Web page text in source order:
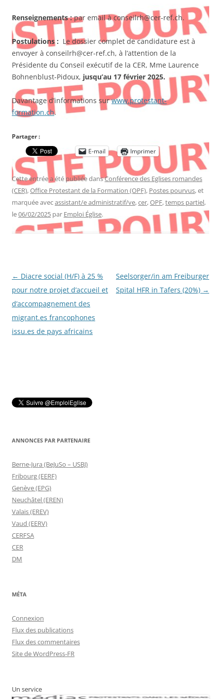
Renseignements :par email à conseilrh@cer-ref.ch.
Postulations : Le dossier complet de candidature est à
envoyer à conseilrh@cer-ref.ch, à l’attention de la
Présidente du Conseil exécutif de la CER, Mme Laurence
Bohnenblust-Pidoux, jusqu’au 17 février 2025.
Davantage d’informations surwww.protestant-
formation.ch.
Partager :
E-mail
Imprimer
Cette entrée a été publiée dansConférence des Eglises romandes
(CER),Office Protestant de la Formation (OPF), Postes pourvus, et
marquée avecassistant/e administratif/ve,cer,OPF,temps partiel,
le06/02/2025 par Emploi Église.
Navigation
des
articles
← Diacre social (H/F) à 25 %
pour notre projet d’accueil et
d’accompagnement des
migrant.es francophones
issu.es de pays africains
Seelsorger/in am Freiburger
Spital HFR in Tafers (20%) →
ANNONCES PAR PARTENAIRE
Berne-Jura (BeJuSo – USBJ)
Fribourg (EERF)
Genève (EPG)
Neuchâtel (EREN)
Valais (EREV)
Vaud (EERV)
CERFSA
CER
DM
MÉTA
Connexion
Flux des publications
Flux des commentaires
Site de WordPress-FR
Un service